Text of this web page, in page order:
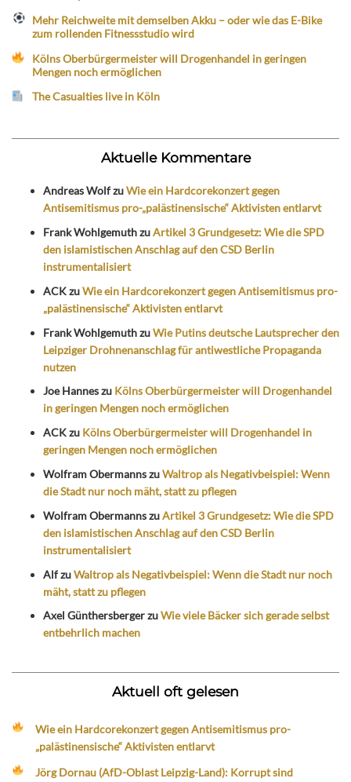
Mehr Reichweite mit demselben Akku – oder wie das E-Bike
zum rollenden Fitnessstudio wird
Kölns Oberbürgermeister will Drogenhandel in geringen
Mengen noch ermöglichen
The Casualties live in Köln
Aktuelle Kommentare
Andreas WolfzuWie ein Hardcorekonzert gegen
Antisemitismus pro-„palästinensische“ Aktivisten entlarvt
Frank WohlgemuthzuArtikel 3 Grundgesetz: Wie die SPD
den islamistischen Anschlag auf den CSD Berlin
instrumentalisiert
ACKzuWie ein Hardcorekonzert gegen Antisemitismus pro-
„palästinensische“ Aktivisten entlarvt
Frank WohlgemuthzuWie Putins deutsche Lautsprecher den
Leipziger Drohnenanschlag für antiwestliche Propaganda
nutzen
Joe Hanneszu Kölns Oberbürgermeister will Drogenhandel
in geringen Mengen noch ermöglichen
ACKzu Kölns Oberbürgermeister will Drogenhandel in
geringen Mengen noch ermöglichen
Wolfram ObermannszuWaltrop als Negativbeispiel: Wenn
die Stadt nur noch mäht, statt zu pflegen
Wolfram ObermannszuArtikel 3 Grundgesetz: Wie die SPD
den islamistischen Anschlag auf den CSD Berlin
instrumentalisiert
AlfzuWaltrop als Negativbeispiel: Wenn die Stadt nur noch
mäht, statt zu pflegen
Axel GünthersbergerzuWie viele Bäcker sich gerade selbst
entbehrlich machen
Aktuell oft gelesen
Wie ein Hardcorekonzert gegen Antisemitismus pro-
„palästinensische“ Aktivisten entlarvt
Jörg Dornau (AfD-Oblast Leipzig-Land): Korrupt sind